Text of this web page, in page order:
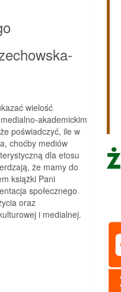
wielość
akademickim
poświadczyć, ile w
choćby mediów
dla etosu
że mamy do
książki Pani
społecznego
oraz
i medialnej.